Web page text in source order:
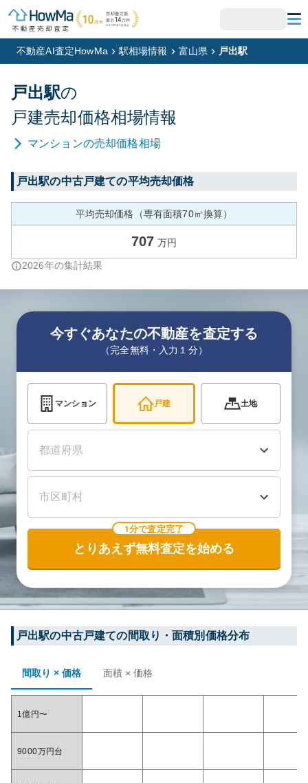
不動産AI査定HowMa 駅相場情報 富山県 戸出駅
戸出駅の
戸建売却価格相場情報
マンションの売却価格相場
戸出駅の中古戸建ての平均売却価格
平均売却価格（専有面積70㎡換算）
707 万円
2026年の集計結果
今すぐあなたの不動産を査定する
（完全無料・入力１分）
マンション 戸建 土地
1分で査定完了
とりあえず無料査定を始める
戸出駅の中古戸建ての間取り・面積別価格分布
間取り × 価格 面積 × 価格
1億円〜
9000万円台